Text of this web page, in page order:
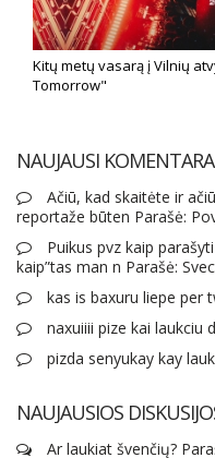
Kitų metų vasarą į Vilnių
Tomorrow"
NAUJAUSI
Ačiū, kad skaitėte ir
reportaže būten Parašė:
Puikus pvz kaip
kaip”tas man n Parašė:
kas is baxuru liepe per
naxuiiii pize kai laukciu
pizda senyukay kay
NAUJAUSIOS
Ar laukiat švenčių?